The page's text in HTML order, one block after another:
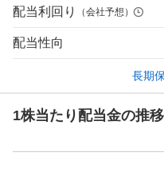
配当利回り （会社予想）
配当性向
長期
1株当たり配当金の推移